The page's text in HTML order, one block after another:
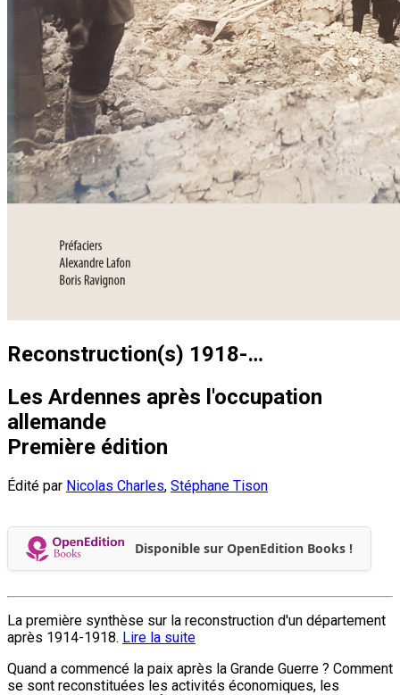
Reconstruction(s) 1918-…
Les Ardennes après l'occupation
allemande
Première édition
Édité par Nicolas Charles, Stéphane Tison
Disponible sur OpenEdition Books !
La première synthèse sur la reconstruction d'un département
après 1914-1918. Lire la suite
Quand a commencé la paix après la Grande Guerre ? Comment
se sont reconstituées les activités économiques, les